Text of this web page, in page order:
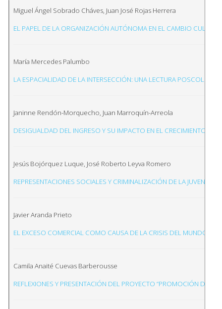
Miguel Ángel Sobrado Cháves, Juan José Rojas Herrera
EL PAPEL DE LA ORGANIZACIÓN AUTÓNOMA EN EL CAMBIO
María Mercedes Palumbo
LA ESPACIALIDAD DE LA INTERSECCIÓN: UNA LECTURA
Janinne Rendón-Morquecho, Juan Marroquín-Arreola
DESIGUALDAD DEL INGRESO Y SU IMPACTO EN EL CRECIMIENTO
Jesús Bojórquez Luque, José Roberto Leyva Romero
REPRESENTACIONES SOCIALES Y CRIMINALIZACIÓN DE LA
Javier Aranda Prieto
EL EXCESO COMERCIAL COMO CAUSA DE LA CRISIS DEL MUNDO
Camila Anaité Cuevas Barberousse
REFLEXIONES Y PRESENTACIÓN DEL PROYECTO “PROMOCIÓN DE